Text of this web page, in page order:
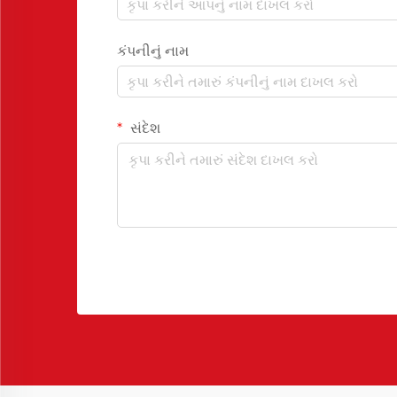
કંપનીનું નામ
સંદેશ